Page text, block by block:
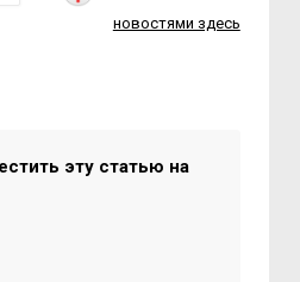
новостями здесь
эту статью на